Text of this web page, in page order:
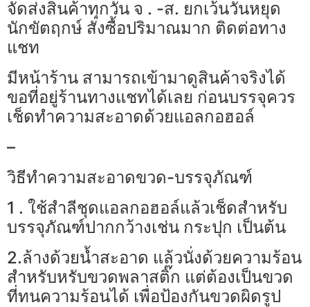
จัดส่งสินค้าทุกวัน จ . -ส. ยกเว้นวันหยุด
นักขัตฤกษ์ สั่งซื้อปริมาณมาก ติดต่อทาง
แชท
มีหน้าร้าน สามารถเข้ามาดูสินค้าจริงได้
ขอที่อยู่ร้านทางแชทได้เลย ก่อนบรรจุควร
เช็ดทำความสะอาดด้วยแอลกอฮอล์
–
วิธีทำความสะอาดขวด-บรรจุภัณฑ์
1 . ใช้สำลีชุดแอลกอฮอล์แล้วเช็ดสำหรับ
บรรจุภัณฑ์ปากกว้างเช่น กระปุก เป็นต้น
2.ล้างด้วยน้ำสะอาด แล้วนั่งด้วยความร้อน
สำหรับหรับขวดพลาสติ๊ก แต่ต้องเป็นขวด
ที่ทนความร้อนได้ เพื่อป้องกันขวดผิดรูป